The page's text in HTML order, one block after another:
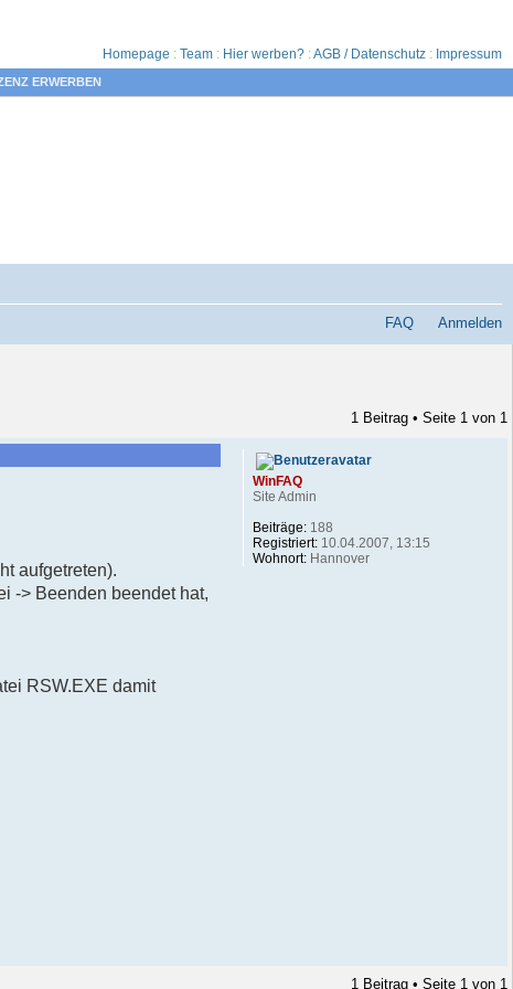
Homepage : Team : Hier werben? :AGB / Datenschutz : Impressum
ERWERBEN
FAQ Anmelden
1 Beitrag • Seite 1 von 1
aufgetreten).
-> Beenden beendet hat,
RSW.EXE damit
WinFAQ
Site Admin
Beiträge:188
Registriert:10.04.2007, 13:15
Wohnort:Hannover
1 Beitrag • Seite 1 von 1